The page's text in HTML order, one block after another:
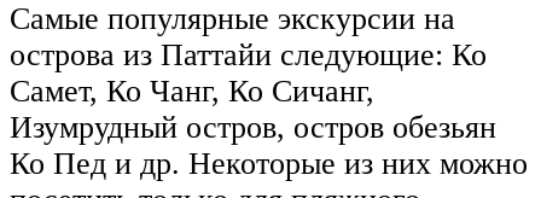
Самые популярные экскурсии на
острова из Паттайи следующие: Ко
Самет, Ко Чанг, Ко Сичанг,
Изумрудный остров, остров обезьян
Ко Пед и др. Некоторые из них можно